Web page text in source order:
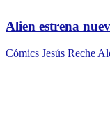
Alien estrena
Cómics Jesús Reche